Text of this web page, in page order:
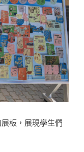
板，展現學生們